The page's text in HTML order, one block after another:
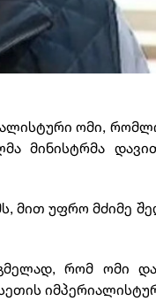
ომი,
მინისტრმა
მით უფრო მძიმე
რომ ომი